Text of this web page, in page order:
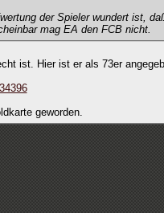
der Spieler wundert ist,
mag EA den FCB nicht.
ist. Hier ist er als 73er
geworden.